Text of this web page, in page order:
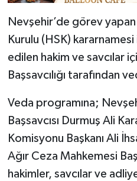
Nevşehir’de görev
Kurulu (HSK)
edilen hakim ve savcılar
Başsavcılığı tarafından
Veda programına;
Başsavcısı Durmuş Ali
Komisyonu Başkanı Ali
Ağır Ceza Mahkemesi
hakimler, savcılar ve